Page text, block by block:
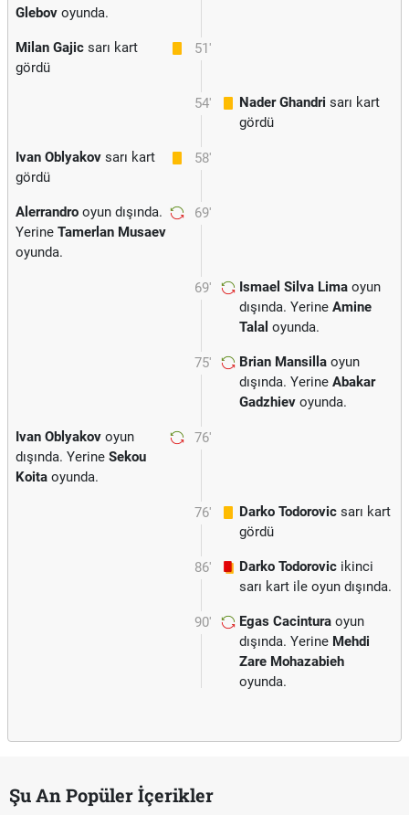
Glebov oyunda.
51'
Milan Gajic sarı kart
gördü
54' Nader Ghandri sarı kart
gördü
58'
Ivan Oblyakov sarı kart
gördü
69'
Alerrandro oyun dışında.
Yerine Tamerlan Musaev
oyunda.
69' Ismael Silva Lima oyun
dışında. Yerine Amine
Talal oyunda.
75' Brian Mansilla oyun
dışında. Yerine Abakar
Gadzhiev oyunda.
76'
Ivan Oblyakov oyun
dışında. Yerine Sekou
Koita oyunda.
76' Darko Todorovic sarı kart
gördü
86' Darko Todorovic ikinci
sarı kart ile oyun dışında.
90' Egas Cacintura oyun
dışında. Yerine Mehdi
Zare Mohazabieh
oyunda.
Şu An Popüler İçerikler